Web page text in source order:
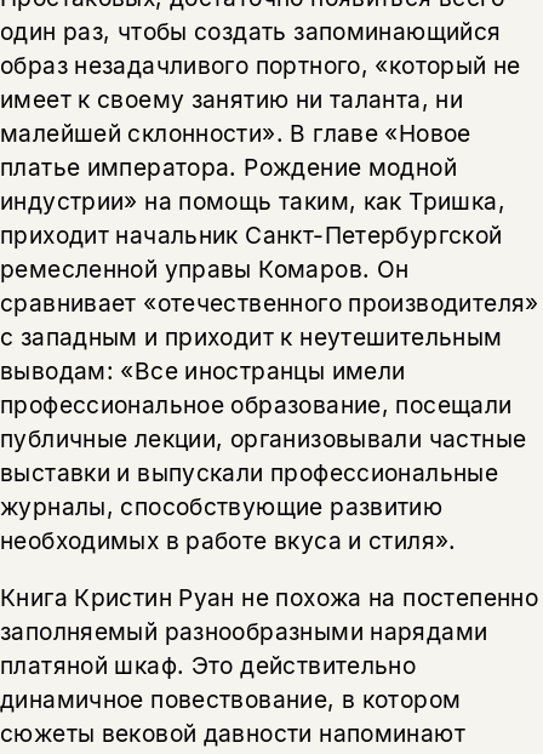
один раз, чтобы создать запоминающийся
образ незадачливого портного, «который не
имеет к своему занятию ни таланта, ни
малейшей склонности». В главе «Новое
платье императора. Рождение модной
индустрии» на помощь таким, как Тришка,
приходит начальник Санкт-Петербургской
ремесленной управы Комаров. Он
сравнивает «отечественного производителя»
с западным и приходит к неутешительным
выводам: «Все иностранцы имели
профессиональное образование, посещали
публичные лекции, организовывали частные
выставки и выпускали профессиональные
журналы, способствующие развитию
необходимых в работе вкуса и стиля».
Книга Кристин Руан не похожа на постепенно
заполняемый разнообразными нарядами
платяной шкаф. Это действительно
динамичное повествование, в котором
сюжеты вековой давности напоминают